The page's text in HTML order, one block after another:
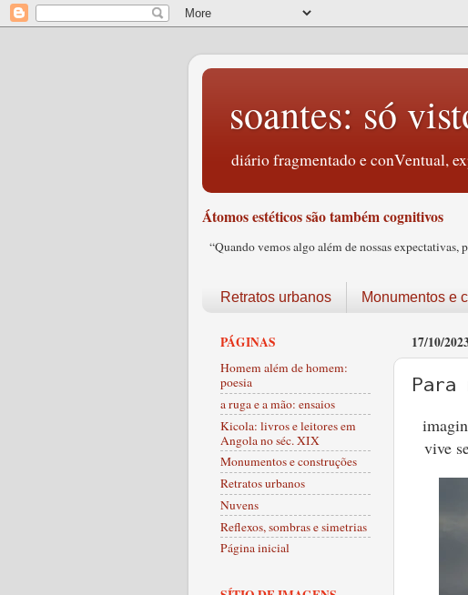
soantes: só
diário fragmentado e conVentual,
Átomos estéticos são também cognitivos
“Quando vemos algo além de nossas
Retratos urbanos Monumentos e
17/10/
vive
PÁGINAS
Homem além de homem:
poesia
a ruga e a mão: ensaios
Kicola: livros e leitores em
Angola no séc. XIX
Monumentos e construções
Retratos urbanos
Nuvens
Reflexos, sombras e simetrias
Página inicial